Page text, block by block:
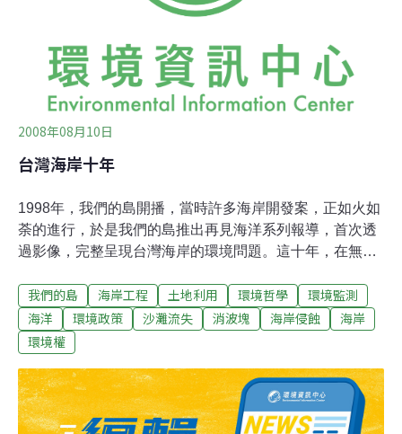
了土壤鹽漬化、海水入侵、淡水資源遭受污染等一系列問
天津沿海從70年
2008年08月10日
台灣海岸十年
1998年，我們的島開播，當時許多海岸開發案，正如火如
荼的進行，於是我們的島推出再見海洋系列報導，首次透
過影像，完整呈現台灣海岸的環境問題。這十年，在無數
返我們的島，希望回顧歷史，找出海岸的未來。拿著十年
前的紀錄，我們從淡水河口出發，環繞台灣海岸線一圈，
沿途觀察比對幾個因為海岸工程，而導致海岸地形與生態
變遷的故事。 首先來到淡水河出海口的南岸八里，很多人
會來八里吹海風、喝咖啡、騎腳踏車，但是較少人會注意
到在河口邊，有一個傳統的漁村聚落──挖仔尾，挖仔尾可
說是大台北地區少數僅存，風頭水尾的小漁村，許多居民
我們的島 海岸工程 土地利用 環境哲學
環境監測
海洋
環境政策 沙灘流失 消波塊 海岸侵蝕
海岸
環境權